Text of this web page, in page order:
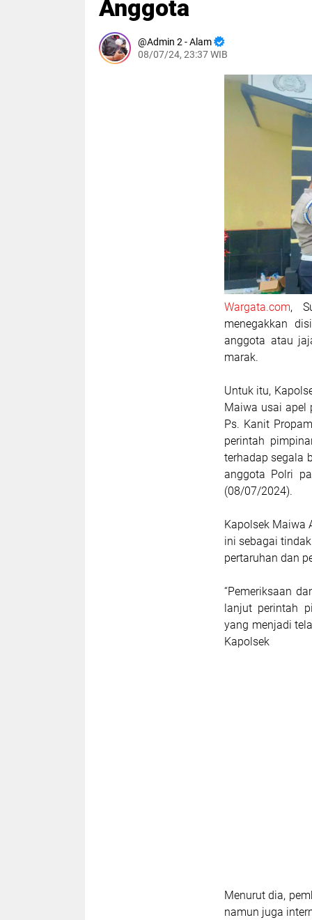
Anggota
Admin 2 - Alam
08/07/24, 23:37 WIB
Wargata.com,
menegakkan
anggota atau
marak.
Untuk itu,
Maiwa usai apel
Ps. Kanit
perintah
terhadap segala
anggota Polri
(08/07/2024).
Kapolsek Maiwa
ini sebagai
pertaruhan dan
“Pemeriksaan
lanjut perintah
yang menjadi
Kapolsek
Menurut dia,
namun juga